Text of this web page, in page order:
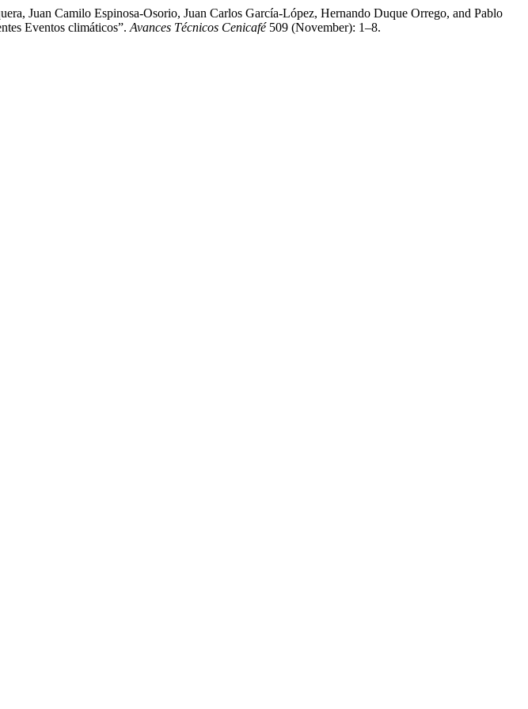
Juan Camilo Espinosa-Osorio, Juan Carlos García-López, Hernando Duque Orrego, and Pablo
Eventos climáticos”. Avances Técnicos Cenicafé509 (November): 1–8.